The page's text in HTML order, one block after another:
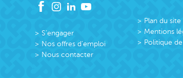
S’engager
Nos offres d’emploi
Nous contacter
Plan du site
Mentions
Politique